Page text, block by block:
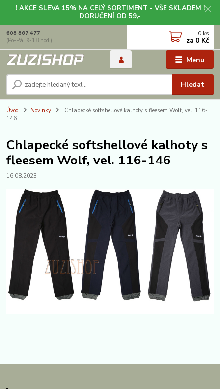
! AKCE SLEVA 15% NA CELÝ SORTIMENT - VŠE SKLADEM !
DORUČENÍ OD 59,-
Menu
Hledat
608 867 477
(Po-Pá, 9-18 hod.)
0 ks
za 0 Kč
Úvod Novinky
Chlapecké softshellové kalhoty s fleesem Wolf, vel. 116-
146
Chlapecké softshellové kalhoty s
fleesem Wolf, vel. 116-146
16.08.2023